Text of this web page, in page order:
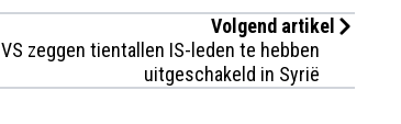
Volgend artikel
VS zeggen tientallen IS-leden te hebben
uitgeschakeld in Syrië